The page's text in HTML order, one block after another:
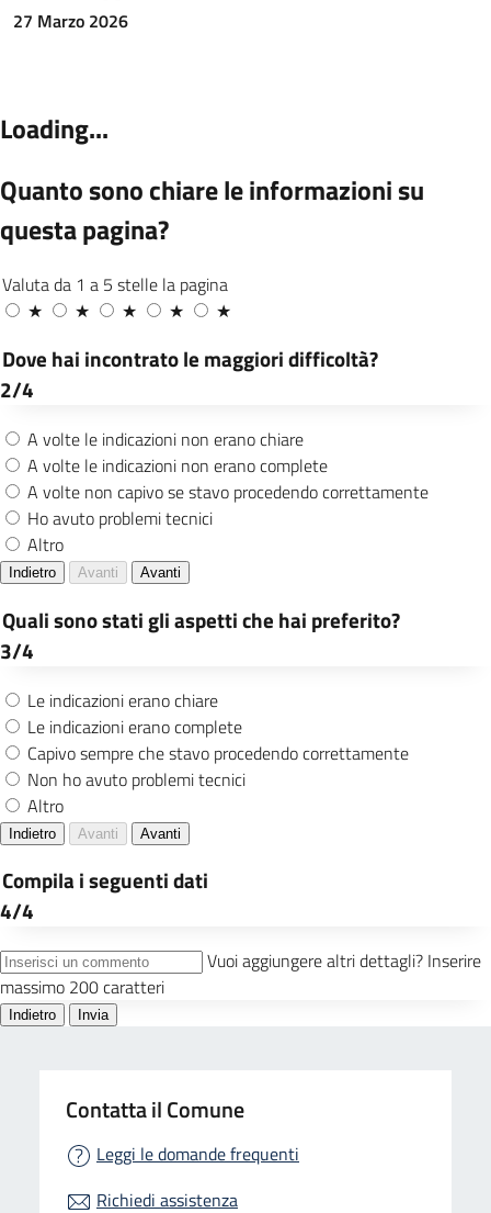
27 Marzo 2026
Contatta il Comune
Leggi le domande frequenti
Richiedi assistenza